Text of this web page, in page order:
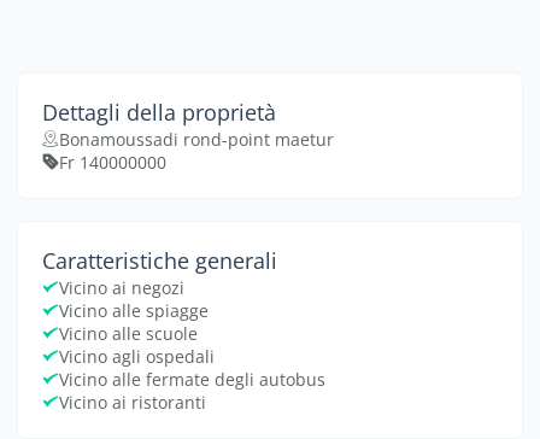
Dettagli della proprietà
Bonamoussadi rond-point maetur
Fr 140000000
Caratteristiche generali
Vicino ai negozi
Vicino alle spiagge
Vicino alle scuole
Vicino agli ospedali
Vicino alle fermate degli autobus
Vicino ai ristoranti